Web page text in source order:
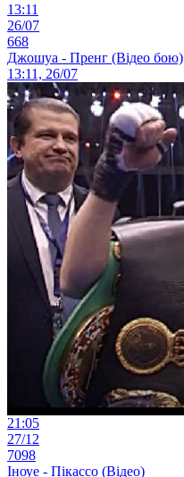
13:11
26/07
668
Джошуа - Пренг (Відео бою)
13:11, 26/07
21:05
27/12
7098
Іноуе - Пікассо (Відео)